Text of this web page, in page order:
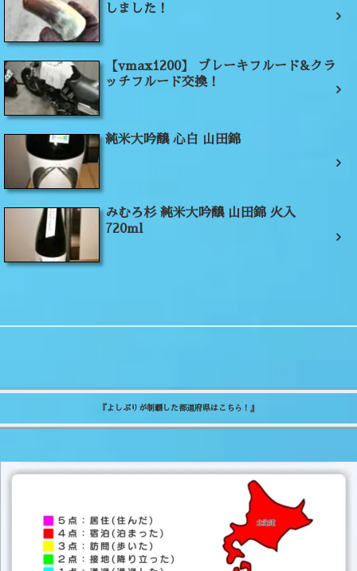
しました！
【vmax1200】 ブレーキフルード&クラ
ッチフルード交換！
純米大吟醸 心白 山田錦
みむろ杉 純米大吟醸 山田錦 火入
720ml
『よしぷりが制覇した都道府県はこちら！』